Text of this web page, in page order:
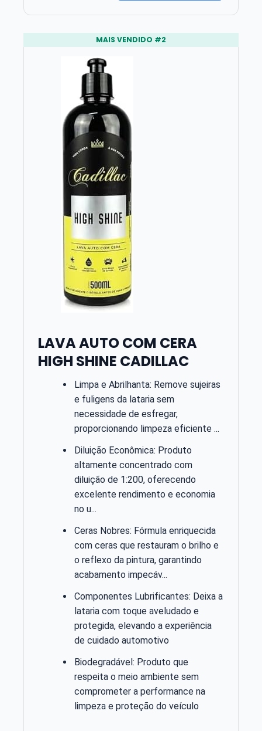
MAIS VENDIDO #2
LAVA AUTO COM CERA
HIGH SHINE CADILLAC
Limpa e Abrilhanta: Remove sujeiras
e fuligens da lataria sem
necessidade de esfregar,
proporcionando limpeza eficiente ...
Diluição Econômica: Produto
altamente concentrado com
diluição de 1:200, oferecendo
excelente rendimento e economia
no u...
Ceras Nobres: Fórmula enriquecida
com ceras que restauram o brilho e
o reflexo da pintura, garantindo
acabamento impecáv...
Componentes Lubrificantes: Deixa a
lataria com toque aveludado e
protegida, elevando a experiência
de cuidado automotivo
Biodegradável: Produto que
respeita o meio ambiente sem
comprometer a performance na
limpeza e proteção do veículo